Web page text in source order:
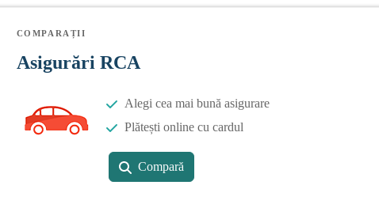
COMPARAȚII
Asigurări RCA
Alegi cea mai bună asigurare
Plătești online cu cardul
Compară